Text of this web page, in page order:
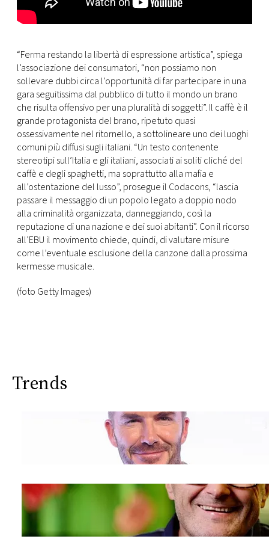
“Ferma restando la libertà di espressione artistica”, spiega
l’associazione dei consumatori, “non possiamo non
sollevare dubbi circa l’opportunità di far partecipare in una
gara seguitissima dal pubblico di tutto il mondo un brano
che risulta offensivo per una pluralità di soggetti”. Il caffè è il
grande protagonista del brano, ripetuto quasi
ossessivamente nel ritornello, a sottolineare uno dei luoghi
comuni più diffusi sugli italiani. “Un testo contenente
stereotipi sull’Italia e gli italiani, associati ai soliti cliché del
caffè e degli spaghetti, ma soprattutto alla mafia e
all’ostentazione del lusso”, prosegue il Codacons, “lascia
passare il messaggio di un popolo legato a doppio nodo
alla criminalità organizzata, danneggiando, così la
reputazione di una nazione e dei suoi abitanti”. Con il ricorso
all’EBU il movimento chiede, quindi, di valutare misure
come l’eventuale esclusione della canzone dalla prossima
kermesse musicale.
(foto Getty Images)
Trends